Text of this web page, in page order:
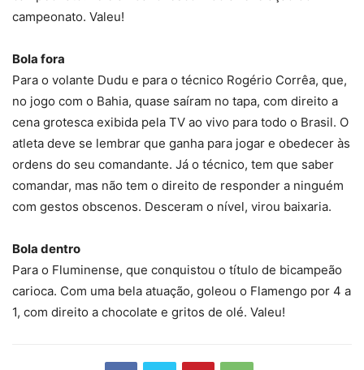
campeonato. Valeu!
Bola fora
Para o volante Dudu e para o técnico Rogério Corrêa, que,
no jogo com o Bahia, quase saíram no tapa, com direito a
cena grotesca exibida pela TV ao vivo para todo o Brasil. O
atleta deve se lembrar que ganha para jogar e obedecer às
ordens do seu comandante. Já o técnico, tem que saber
comandar, mas não tem o direito de responder a ninguém
com gestos obscenos. Desceram o nível, virou baixaria.
Bola dentro
Para o Fluminense, que conquistou o título de bicampeão
carioca. Com uma bela atuação, goleou o Flamengo por 4 a
1, com direito a chocolate e gritos de olé. Valeu!